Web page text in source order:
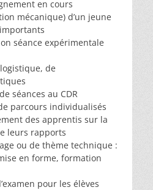
en cours
mécanique) d’un jeune
séance expérimentale
de
séances au CDR
parcours individualisés
des apprentis sur la
leurs rapports
ou de thème technique :
en forme, formation
pour les élèves